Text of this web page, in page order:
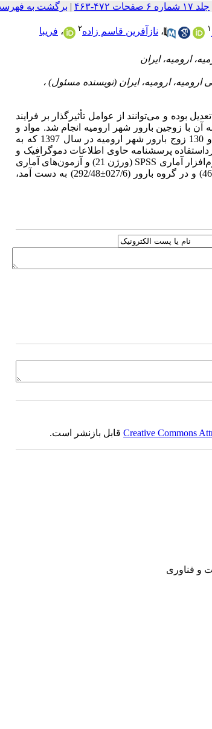
جلد ۱۷ شماره ۶ صفحات ۴۷۲-۴۶۳ | برگشت به
۱ ، نازآفرین قاسم زاده۲ ، فریبا
و می‌توانند از عوامل تأثیرگذار بر فرایند
با زوجین بارور شهر ارومیه انجام شد. مواد و
روش‌ها: در مطالعه توصیفی- تحلیلی حاضر، برخی مؤلفه‌های سبک زندگی در 130 زوج نابارور و 130 زوج بارور شهر ارومیه در سال 1397 که به
پرسشنامه حاوی اطلاعات دموگرافیک و
نیز پرسشنامه سبک زندگی میلر – اسمیت (Miller-Smith) بود. تجزیه‌و‌تحلیل داده‌ها با استفاده از نرم‌افزار آماری SPSS (ورژن 21) و آزمون‌های آماری
توصیفی و استنباطی انجام شد. یافته‌ها: میانگین نمره سبک زندگی در گروه نابارور (031/7±469/49) و در گروه بارور (027/6±292/48) به دست آمد،
Creative Commonsقابل بازنشر است.
و فناوری